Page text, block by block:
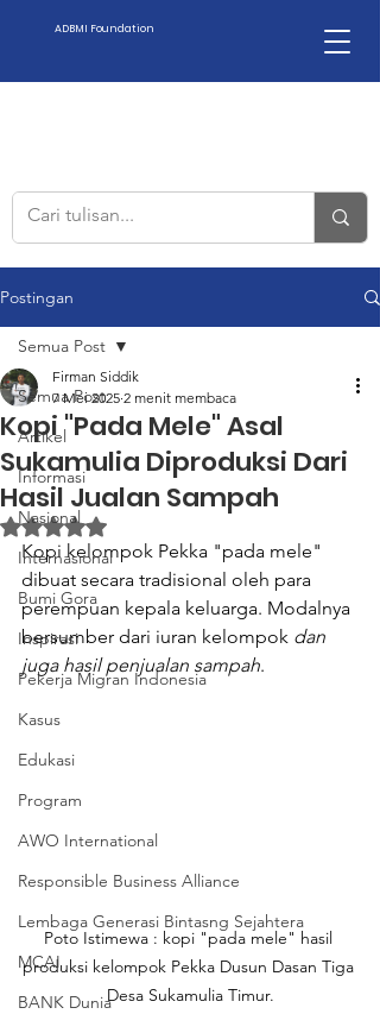
ADBMI Foundation
Postingan
Semua Post
Artikel
Informasi
Nasional
Internasional
Bumi Gora
Inspirasi
Pekerja Migran Indonesia
Kasus
Edukasi
Program
AWO International
Responsible Business Alliance
Lembaga Generasi Bintasng Sejahtera
MCAI
BANK Dunia
Semua Post
Kopi "Pada Mele" Asal
Sukamulia Diproduksi Dari
Hasil Jualan Sampah
Firman Siddik
7 Mei 2025 2 menit membaca
Dinilai NaN dari 5 bintang.
Kopi kelompok Pekka "pada mele"
dibuat secara tradisional oleh para
perempuan kepala keluarga. Modalnya
bersumber dari iuran kelompok dan
juga hasil penjualan sampah.
Poto Istimewa : kopi "pada mele" hasil
produksi kelompok Pekka Dusun Dasan Tiga
Desa Sukamulia Timur.